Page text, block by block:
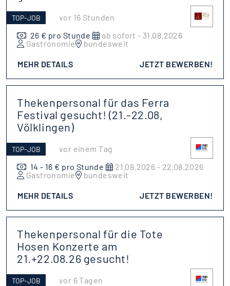
TOP-JOB
vor 16 Stunden
26 € pro Stunde
ab sofort - 31.08.2026
Gastronomie
bundesweit
MEHR DETAILS JETZT BEWERBEN!
Thekenpersonal für das Ferra
Festival gesucht! (21.-22.08,
Völklingen)
TOP-JOB
vor einem Tag
14 - 16 € pro Stunde
21.08.2026 - 22.08.2026
Gastronomie
bundesweit
MEHR DETAILS JETZT BEWERBEN!
Thekenpersonal für die Tote
Hosen Konzerte am
21.+22.08.26 gesucht!
TOP-JOB
vor 6 Tagen